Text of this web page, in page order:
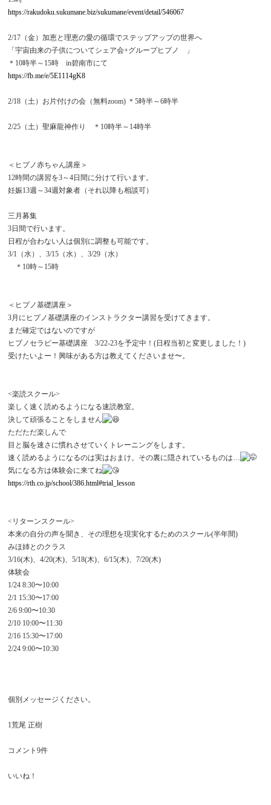
https://rakudoku.sukumane.biz/sukumane/event/detail/546067
2/17（金）加恵と理恵の愛の循環でステップアップの世界へ
「宇宙由来の子供についてシェア会+グループヒプノ 」
＊10時半～15時 in碧南市にて
https://fb.me/e/5E1114gK8
2/18（土）お片付けの会（無料zoom) ＊5時半～6時半
2/25（土）聖麻龍神作り ＊10時半～14時半
＜ヒプノ赤ちゃん講座＞
12時間の講習を3～4日間に分けて行います。
妊娠13週～34週対象者（それ以降も相談可）
三月募集
3日間で行います。
日程が合わない人は個別に調整も可能です。
3/1（水）、3/15（水）、3/29（水）
＊10時～15時
＜ヒプノ基礎講座＞
3月にヒプノ基礎講座のインストラクター講習を受けてきます。
まだ確定ではないのですが
ヒプノセラピー基礎講座 3/22-23を予定中！(日程当初と変更しました！)
受けたいよー！興味がある方は教えてくださいませ〜。
<楽読スクール>
楽しく速く読めるようになる速読教室。
決して頑張ることをしません
ただただ楽しんで
目と脳を速さに慣れさせていくトレーニングをします。
速く読めるようになるのは実はおまけ。その裏に隠されているものは…
気になる方は体験会に来てね
https://rth.co.jp/school/386.html#trial_lesson
<リターンスクール>
本来の自分の声を聞き、その理想を現実化するためのスクール(半年間)
みほ姉とのクラス
3/16(木)、4/20(木)、5/18(木)、6/15(木)、7/20(木)
体験会
1/24 8:30〜10:00
2/1 15:30〜17:00
2/6 9:00〜10:30
2/10 10:00〜11:30
2/16 15:30〜17:00
2/24 9:00〜10:30
個別メッセージください。
1荒尾 正樹
コメント9件
いいね！